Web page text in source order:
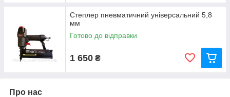
Степлер пневматичний універсальний 5,8
мм
Готово до відправки
1 650 ₴
Про нас